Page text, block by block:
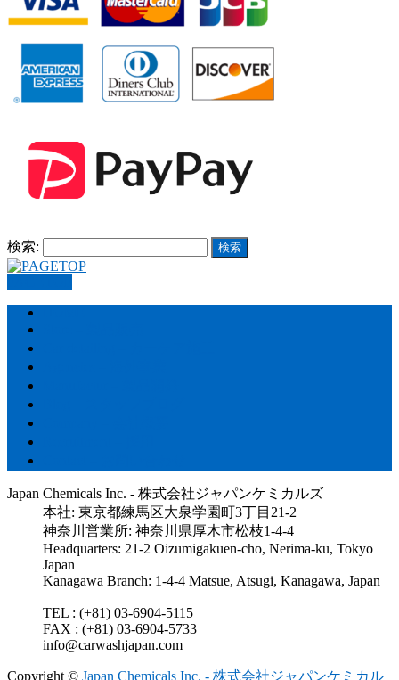
検索:
Japan Chemicals Inc. - 株式会社ジャパンケミカルズ
本社: 東京都練馬区大泉学園町3丁目21-2
神奈川営業所: 神奈川県厚木市松枝1-4-4
Headquarters: 21-2 Oizumigakuen-cho, Nerima-ku, Tokyo
Japan
Kanagawa Branch: 1-4-4 Matsue, Atsugi, Kanagawa, Japan
TEL : (+81) 03-6904-5115
FAX : (+81) 03-6904-5733
info@carwashjapan.com
Copyright © Japan Chemicals Inc. - 株式会社ジャパンケミカル